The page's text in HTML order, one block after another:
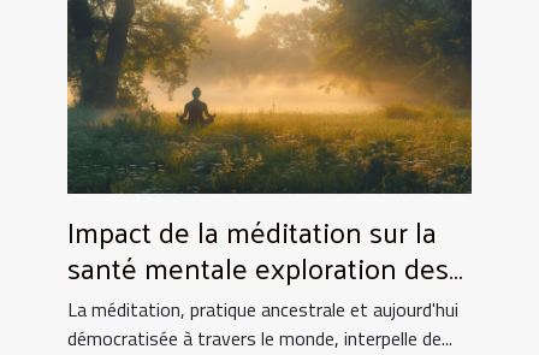
Impact de la méditation sur la
santé mentale exploration des
bénéfices et des techniques
La méditation, pratique ancestrale et aujourd'hui
démocratisée à travers le monde, interpelle de...